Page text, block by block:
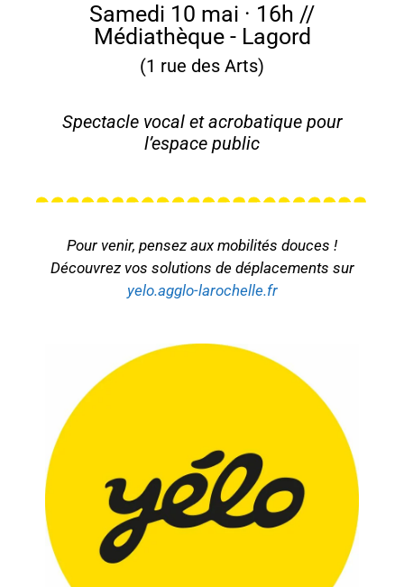
Samedi 10 mai · 16h //
Médiathèque - Lagord
(1 rue des Arts)
Spectacle vocal et acrobatique pour
l’espace public
Pour venir, pensez aux mobilités douces !
Découvrez vos solutions de déplacements sur
yelo.agglo-larochelle.fr